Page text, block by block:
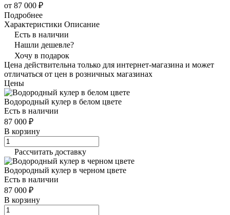
от 87 000 ₽
Подробнее
Характеристики Описание
Есть в наличии
Нашли дешевле?
Хочу в подарок
Цена действительна только для интернет-магазина и может
отличаться от цен в розничных магазинах
Цены
Водородный кулер в белом цвете
Есть в наличии
87 000 ₽
В корзину
Рассчитать доставку
Водородный кулер в черном цвете
Есть в наличии
87 000 ₽
В корзину